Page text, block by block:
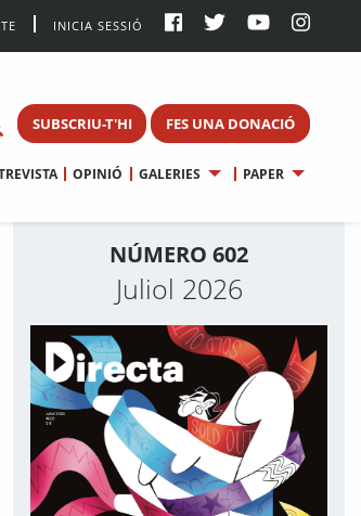
INICIA SESSIÓ
SUBSCRIU-T'HI FES UNA DONACIÓ
OPINIÓ GALERIES PAPER
NÚMERO 602
Juliol 2026